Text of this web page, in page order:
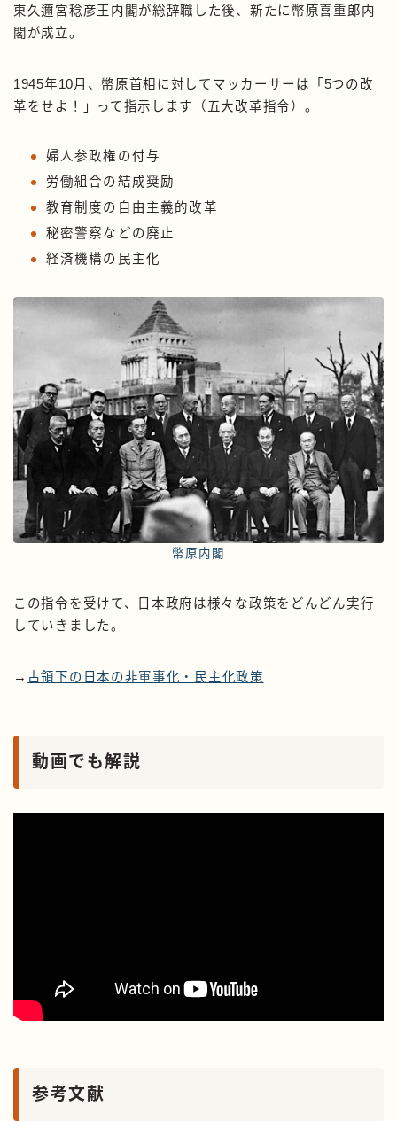
東久邇宮稔彦王内閣が総辞職した後、新たに幣原喜重郎内
閣が成立。
1945年10月、幣原首相に対してマッカーサーは「5つの改
革をせよ！」って指示します（五大改革指令）。
婦人参政権の付与
労働組合の結成奨励
教育制度の自由主義的改革
秘密警察などの廃止
経済機構の民主化
幣原内閣
この指令を受けて、日本政府は様々な政策をどんどん実行
していきました。
→ 占領下の日本の非軍事化・民主化政策
動画でも解説
参考文献